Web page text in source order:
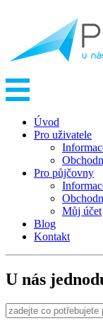
Úvod
Pro uživatele
Pro půjčovny
Můj účet
Blog
Kontakt
U nás